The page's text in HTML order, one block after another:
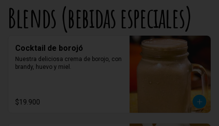
Blends (bebidas especiales)
Cocktail de borojó
Nuestra deliciosa crema de borojo, con
brandy, huevo y miel.
$19.900